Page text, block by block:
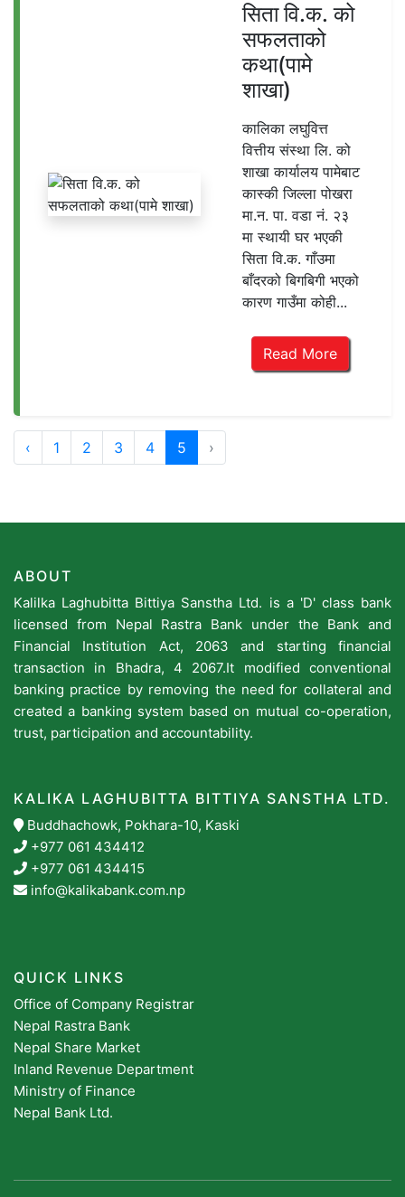
सिता वि.क. को
सफलताको
कथा(पामे
शाखा)
कालिका लघुवित्त
वित्तीय संस्था लि. को
शाखा कार्यालय पामेबाट
कास्की जिल्ला पोखरा
मा.न. पा. वडा नं. २३
मा स्थायी घर भएकी
सिता वि.क. गाँउमा
बाँदरको बिगबिगी भएको
कारण गाउँमा कोही...
Read More
‹ 1 2 3 4 5 ›
ABOUT
Kalilka Laghubitta Bittiya Sanstha Ltd. is a 'D' class bank
licensed from Nepal Rastra Bank under the Bank and
Financial Institution Act, 2063 and starting financial
transaction in Bhadra, 4 2067.It modified conventional
banking practice by removing the need for collateral and
created a banking system based on mutual co-operation,
trust, participation and accountability.
KALIKA LAGHUBITTA BITTIYA SANSTHA LTD.
Buddhachowk, Pokhara-10, Kaski
+977 061 434412
+977 061 434415
info@kalikabank.com.np
QUICK LINKS
Office of Company Registrar
Nepal Rastra Bank
Nepal Share Market
Inland Revenue Department
Ministry of Finance
Nepal Bank Ltd.